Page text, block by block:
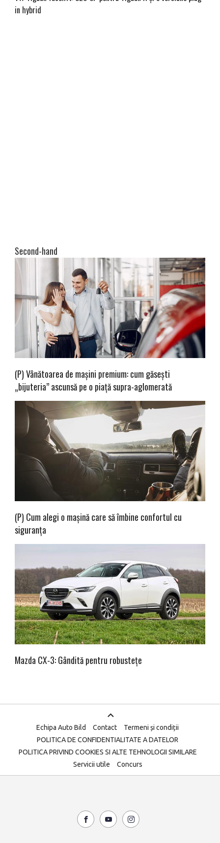
in hybrid
Second-hand
(P) Vânătoarea de mașini premium: cum găsești
„bijuteria” ascunsă pe o piață supra-aglomerată
(P) Cum alegi o mașină care să îmbine confortul cu
siguranța
Mazda CX-3: Gândită pentru robustețe
Echipa Auto Bild Contact
Termeni și condiții
POLITICA DE CONFIDENTIALITATE A DATELOR
POLITICA PRIVIND COOKIES SI ALTE TEHNOLOGII SIMILARE
Servicii utile
Concurs